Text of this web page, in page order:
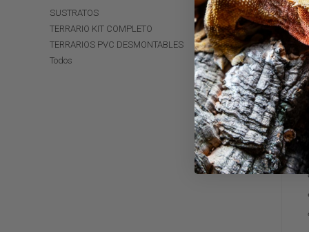
SUSTRATOS
TERRARIO KIT COMPLETO
TERRARIOS PVC DESMONTABLES
Todos